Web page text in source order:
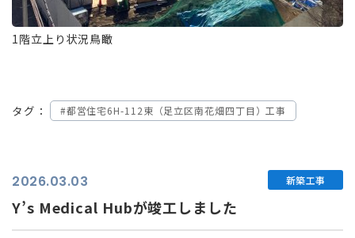
1階立上り状況鳥瞰
タグ： #都営住宅6H-112東（足立区南花畑四丁目）工事
2026.03.03 新築工事
Y’s Medical Hubが竣工しました